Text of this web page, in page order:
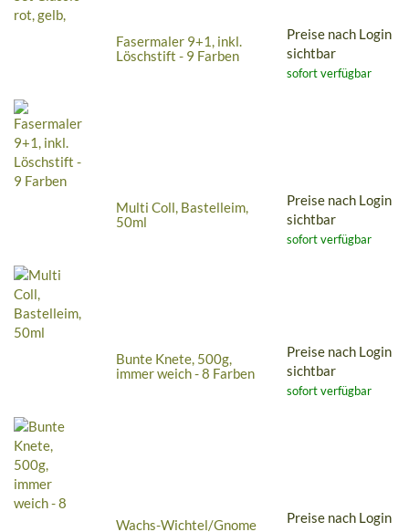
Fasermaler 9+1, inkl.
Löschstift - 9 Farben
Preise nach Login
sichtbar
sofort verfügbar
Multi Coll, Bastelleim,
50ml
Preise nach Login
sichtbar
sofort verfügbar
Bunte Knete, 500g,
immer weich - 8 Farben
Preise nach Login
sichtbar
sofort verfügbar
Wachs-Wichtel/Gnome
Preise nach Login